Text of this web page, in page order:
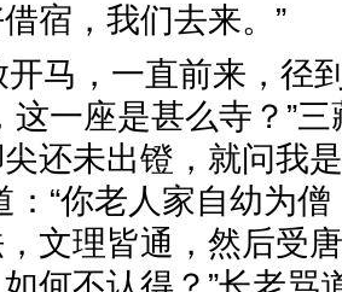
借宿，我们去来
马，一直前来，径
这一座是甚么寺？”
还未出镫，就问我
：“你老人家自幼为
文理皆通，然后受